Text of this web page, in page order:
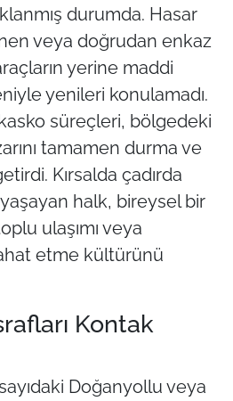
durumda. Hasar
veya doğrudan enkaz
yerine maddi
yenileri konulamadı.
süreçleri, bölgedeki
tamamen durma ve
Kırsalda çadırda
halk, bireysel bir
ulaşımı veya
etme kültürünü
Kontak
Doğanyollu veya